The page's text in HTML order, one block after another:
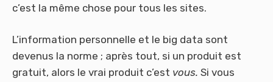
c’est la même chose pour tous les sites.
L’information personnelle et le big data sont
devenus la norme ; après tout, si un produit est
gratuit, alors le vrai produit c’est vous. Si vous